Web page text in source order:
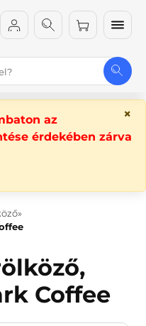
×
az
érdekében zárva
Coffee